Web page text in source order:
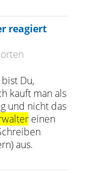
reagiert
Du,
kauft man als
und nicht das
einen
aus.